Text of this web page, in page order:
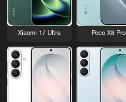
Poco X8 Pro
Xiaomi 17 Ultra